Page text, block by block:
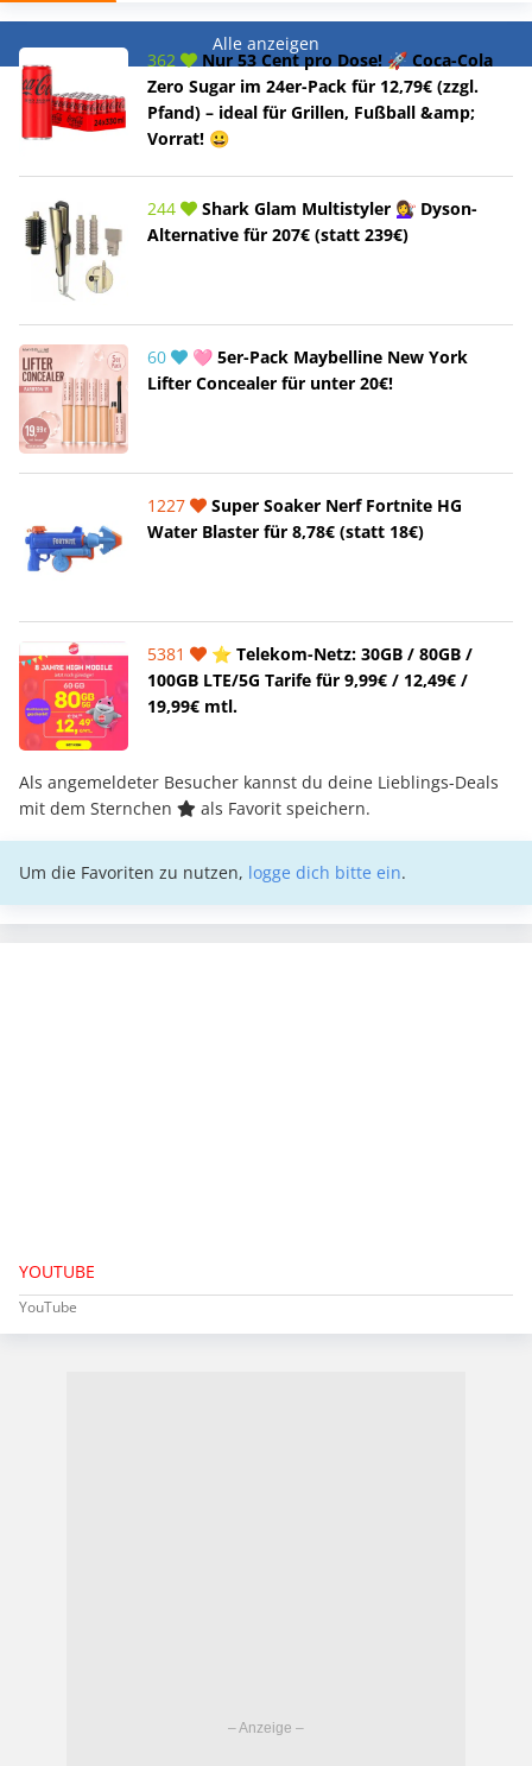
Alle anzeigen
362
Nur 53 Cent pro Dose! 🚀 Coca-Cola
Zero Sugar im 24er-Pack für 12,79€ (zzgl.
Pfand) – ideal für Grillen, Fußball &amp;
Vorrat! 😀
244
Shark Glam Multistyler 💇‍♀️ Dyson-
Alternative für 207€ (statt 239€)
60
🩷 5er-Pack Maybelline New York
Lifter Concealer für unter 20€!
1227
Super Soaker Nerf Fortnite HG
Water Blaster für 8,78€ (statt 18€)
5381
⭐️ Telekom-Netz: 30GB / 80GB /
100GB LTE/5G Tarife für 9,99€ / 12,49€ /
19,99€ mtl.
Als angemeldeter Besucher kannst du deine Lieblings-Deals
mit dem Sternchen
als Favorit speichern.
Um die Favoriten zu nutzen, logge dich bitte ein.
YOUTUBE
YouTube